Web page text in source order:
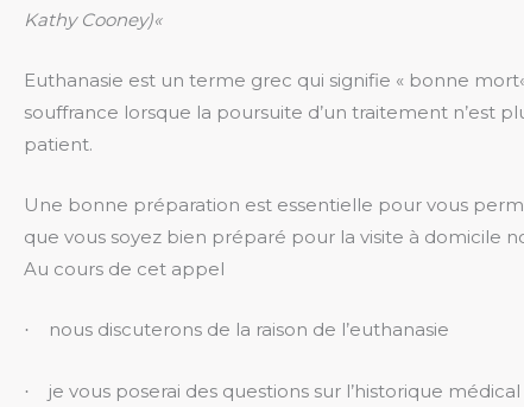
Kathy Cooney)«
Euthanasie est un terme grec qui signifie « bonne mort
souffrance lorsque la poursuite d’un traitement n’est
patient.
Une bonne préparation est essentielle pour vous
que vous soyez bien préparé pour la visite à domicile
Au cours de cet appel
· nous discuterons de la raison de l’euthanasie
· je vous poserai des questions sur l’historique